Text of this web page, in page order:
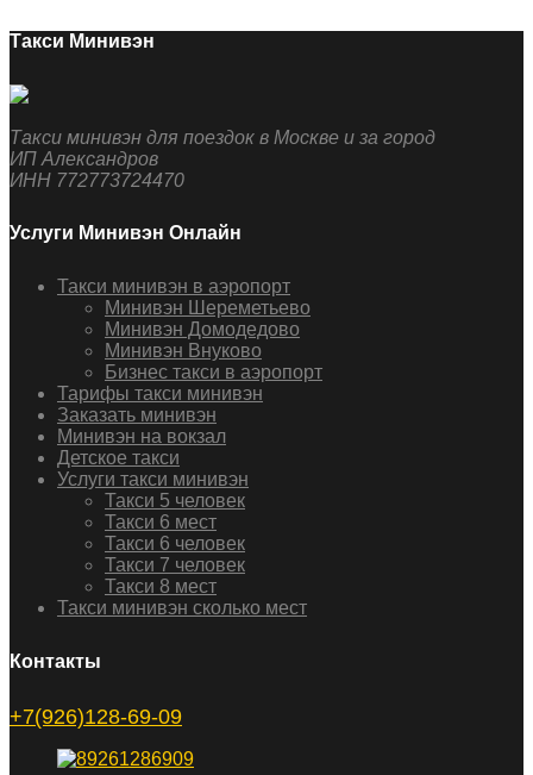
Такси Минивэн
Такси минивэн для поездок в Москве и за город
ИП Александров
ИНН 772773724470
Услуги Минивэн Онлайн
Такси минивэн в аэропорт
Минивэн Шереметьево
Минивэн Домодедово
Минивэн Внуково
Бизнес такси в аэропорт
Тарифы такси минивэн
Заказать минивэн
Минивэн на вокзал
Детское такси
Услуги такси минивэн
Такси 5 человек
Такси 6 мест
Такси 6 человек
Такси 7 человек
Такси 8 мест
Такси минивэн сколько мест
Контакты
+7(926)128-69-09